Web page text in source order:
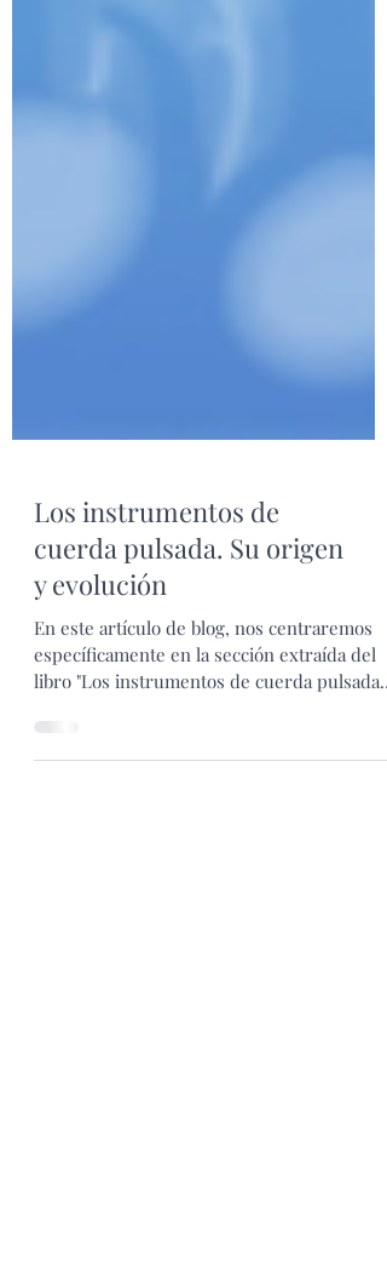
Los instrumentos de
cuerda pulsada. Su origen
y evolución
En este artículo de blog, nos centraremos
libro "Los instrumentos de cuerda pulsada:
Su...